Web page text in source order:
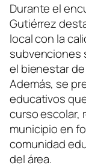
Durante el
Gutiérrez
local con la
subvenciones
el bienestar
Además, se
educativos
curso escolar,
municipio en
comunidad
del área.